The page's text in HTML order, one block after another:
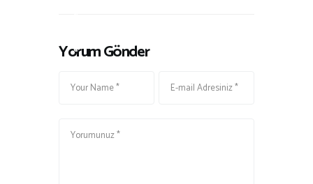
e
Yorum Gönder